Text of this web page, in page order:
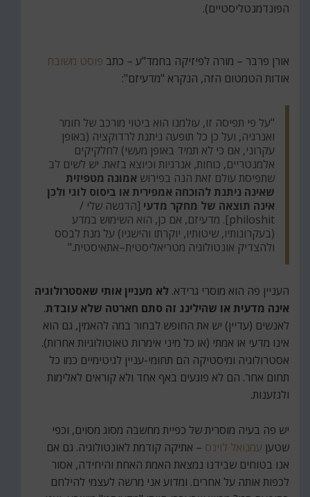
הפונדמנטליסטיים).
אורן פרבר – מורה לפיזיקה בחמד"ע – כתב פוסט משובח
אודות הטמטום הזה, הנקרא "מדעיזם":
"על פי תפיסה זו, עולמנו הוא ביטוי מורכב של חומר
ואנרגיה, ועל כן כל תופעה ניתנת לרדוקציה (באופן
עקרוני, אם כי לא תמיד באופן מעשי) לחלקיקים
אלמנטריים, כוחות, אנרגיות וכיוצא בזאת. יש לשים לב
שתפיסת עולם זאת הנה בפירוש אמונה מטפיזית
שאינה ניתנת להוכחה אמפירית או ביסוס לוגי ולכן
אינה תוצאה של מחקר מדעי [הדגשה שלי /
philoshit]. מדעיזם, אם כן, הוא השימוש במדע
(בעקרונותיו, שיטותיו, יוקרתו והישגיו) על מנת לבסס
ולהצדיק אונטולוגיה מטריאליסטית–אתאיסטית."
העניין פה הוא מוסרי גרידא. לא מעניין אותי שאסטרולוגיה
אינה מדעית או שהילינג זה סתם חארטה שלא עובדת.
לאנשים (עדיין) יש את החופש לבחור במה להאמין, גם הוא
אינו מדעי או אמתי (או כל מיני אימרות טאוטולוגיות אחרות).
אסטרולוגיה ומיסטיקה הם תחומי-עניין לגיטימיים כמו כל
תחום אחר. הם לא פוגעים באף אחד ולא קוראים לאלימות
ולגזענות.
יש פה בעיה מוסרית של כפיית מחשבה מסוג מסוים, וכפי
שטען עמנואל לוינס – אתיקה קודמת לאונטולוגיה. גם אם
אנו בטוחים שבידנו נמצאת האמת האחת והיחידה, אסור
לכפות אותה על אחרים. ומדוע אני מרשה לעצמי להילחם